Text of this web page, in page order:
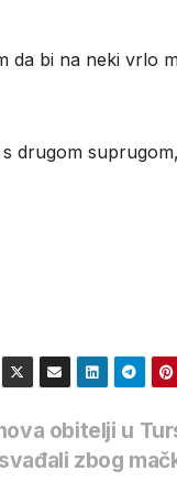
da bi na neki vrlo
drugom suprugom,
obitelji u
zbog